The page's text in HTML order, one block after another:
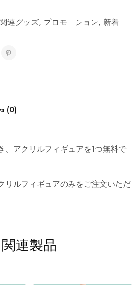
連グッズ, プロモーション, 新着
(0)
、アクリルフィギュアを1つ無料で
リルフィギュアのみをご注文いただ
関連製品